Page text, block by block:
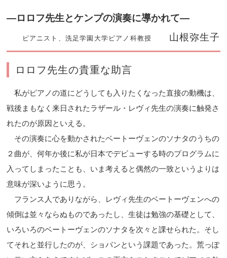
―ロロフ先生とケンプの演奏に導かれて―
ピアニスト、洗足学園大学ピアノ科教授 山根弥生子
ロロフ先生の貴重な助言
私がピアノの道にどうしても入りたくなった直接の動機は、
戦後まもなく来日されたラザール・レヴィ先生の演奏に触発さ
れたのが原因といえる。
その演奏に心を動かされたベートーヴェンのソナタのうちの
２曲が、何年か後に私が日本でデビューする時のプログラムに
入ってしまったことも、いま考えると偶然の一致というよりは
意味が深いように思う。
フランス人でありながら、レヴィ先生のベートーヴェンへの
傾倒は並々ならぬものであったし、生徒は勉強の基礎として、
いろいろのベートーヴェンのソナタを次々と課せられた。そし
てそれと並行したのが、ショパンという課題であった。荒っぽ